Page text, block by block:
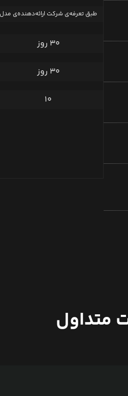
طبق تعرفه‌ی شرکت ارائه‌دهنده‌ی مدل
۳۰ روز
۳۰ روز
۱۰
متداول